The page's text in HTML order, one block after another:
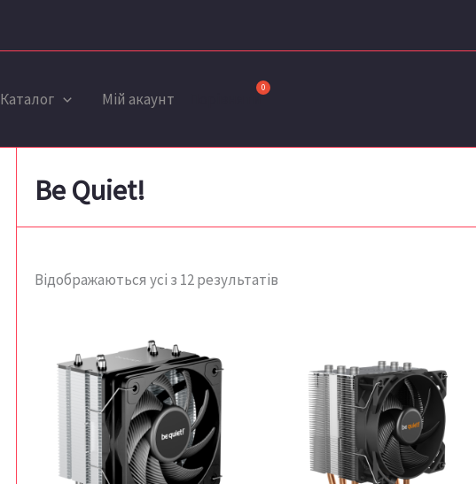
Каталог Мій акаунт Порівняти
Be Quiet!
Відображаються усі з 12 результатів